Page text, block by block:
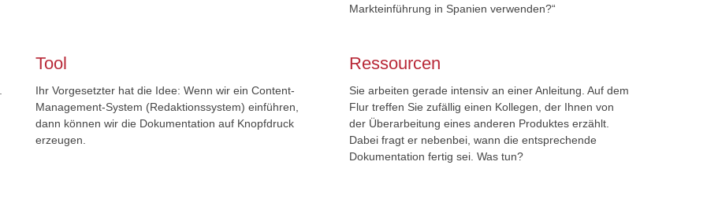
Markteinführung in Spanien verwenden?“
Tool
Ihr Vorgesetzter hat die Idee: Wenn wir ein Content-
Management-System (Redaktionssystem) einführen,
dann können wir die Dokumentation auf Knopfdruck
erzeugen.
Ressourcen
Sie arbeiten gerade intensiv an einer Anleitung. Auf dem
Flur treffen Sie zufällig einen Kollegen, der Ihnen von
der Überarbeitung eines anderen Produktes erzählt.
Dabei fragt er nebenbei, wann die entsprechende
Dokumentation fertig sei. Was tun?